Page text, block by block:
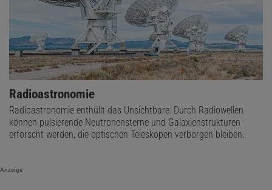
Radioastronomie
Radioastronomie enthüllt das Unsichtbare: Durch Radiowellen
können pulsierende Neutronensterne und Galaxienstrukturen
erforscht werden, die optischen Teleskopen verborgen bleiben.
Anzeige